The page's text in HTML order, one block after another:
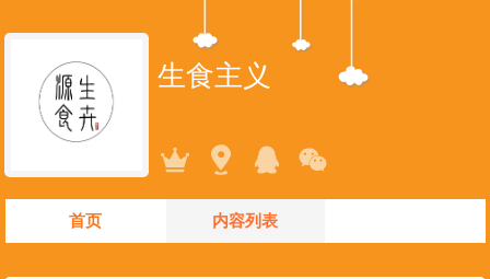
生食主义
首页 内容列表